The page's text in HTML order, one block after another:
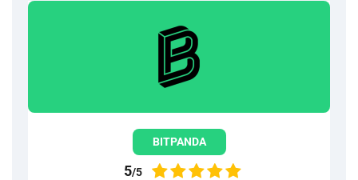
BITPANDA
5/5